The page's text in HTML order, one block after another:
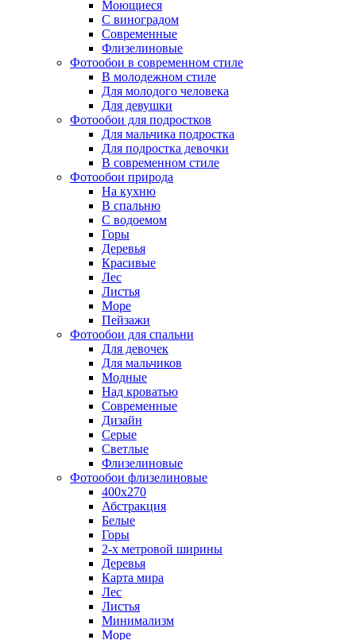
Моющиеся
С виноградом
Современные
Флизелиновые
Фотообои в современном стиле
В молодежном стиле
Для молодого человека
Для девушки
Фотообои для подростков
Для мальчика подростка
Для подростка девочки
В современном стиле
Фотообои природа
На кухню
В спальню
С водоемом
Горы
Деревья
Красивые
Лес
Листья
Море
Пейзажи
Фотообои для спальни
Для девочек
Для мальчиков
Модные
Над кроватью
Современные
Дизайн
Серые
Светлые
Флизелиновые
Фотообои флизелиновые
400х270
Абстракция
Белые
Горы
2-х метровой ширины
Деревья
Карта мира
Лес
Листья
Минимализм
Море